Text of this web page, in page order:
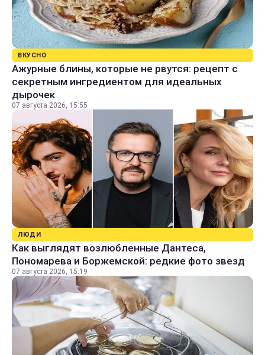
ВКУСНО
Ажурные блины, которые не рвутся: рецепт с
секретным ингредиентом для идеальных
дырочек
07 августа 2026, 15:55
ЛЮДИ
Как выглядят возлюбленные Дантеса,
Пономарева и Боржемской: редкие фото звезд
07 августа 2026, 15:19